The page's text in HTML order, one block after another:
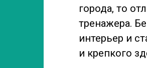
города, то
тренажера.
интерьер и
и крепкого